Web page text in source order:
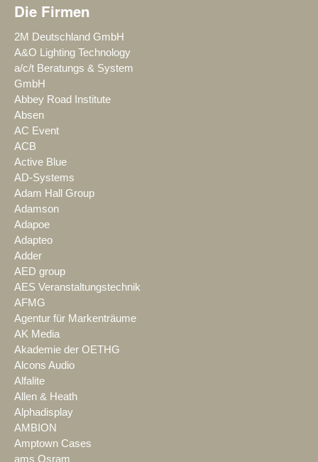
Die Firmen
2M Deutschland GmbH
A&O Lighting Technology
a/c/t Beratungs & System
GmbH
Abbey Road Institute
Absen
AC Event
ACB
Active Blue
AD-Systems
Adam Hall Group
Adamson
Adapoe
Adapteo
Adder
AED group
AES Veranstaltungstechnik
AFMG
Agentur für Markenträume
AK Media
Akademie der OETHG
Alcons Audio
Alfalite
Allen & Heath
Alphadisplay
AMBION
Amptown Cases
ams Osram